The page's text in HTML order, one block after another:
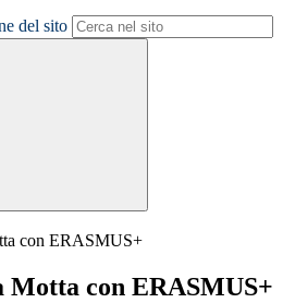
del sito
con ERASMUS+
Motta con ERASMUS+